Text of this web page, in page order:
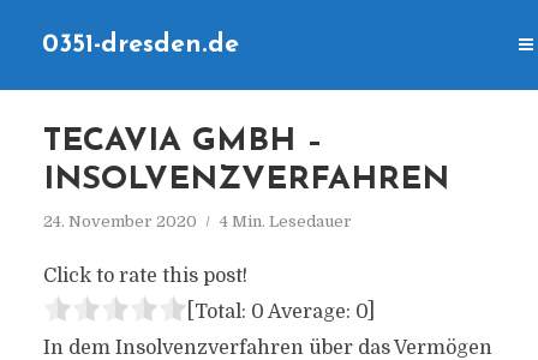
0351-dresden.de
TECAVIA GMBH –
INSOLVENZVERFAHREN
24. November 2020 4 Min. Lesedauer
Click to rate this post!
[Total: 0 Average: 0]
In dem Insolvenzverfahren über das Vermögen